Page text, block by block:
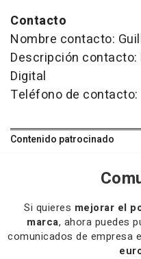
Contacto
Nombre contacto:
Descripción
Digital
Teléfono de
Contenido patrocinado
Si quieres mejorar el
marca, ahora puedes
comunicados de empresa